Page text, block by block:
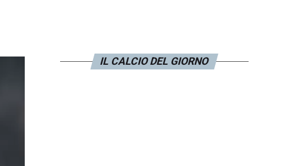
IL CALCIO DEL GIORNO